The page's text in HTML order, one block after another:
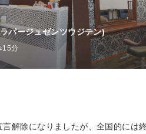
パージュゼンツウジテン)
15分
解除になりましたが、全国的には